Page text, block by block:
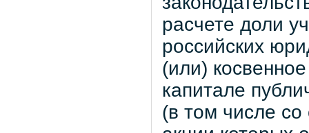
расчете доли
российских
(или)
капитале
(в том числе